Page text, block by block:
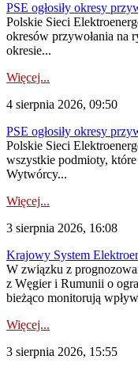
PSE ogłosiły okresy
Polskie Sieci
okresów przywołania na
okresie...
Więcej...
4 sierpnia 2026, 09:50
PSE ogłosiły okresy
Polskie Sieci
wszystkie podmioty,
Wytwórcy...
Więcej...
3 sierpnia 2026, 16:08
Krajowy System
W związku z
z Węgier i Rumunii o
bieżąco monitorują
Więcej...
3 sierpnia 2026, 15:55